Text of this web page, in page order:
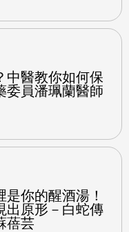
中醫教你如何保
委員潘珮蘭醫師
是你的醒酒湯！
出原形－白蛇傳
蓓芸